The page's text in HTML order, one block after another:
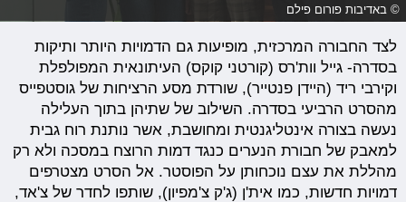
© באדיבות פורום פילם
לצד החבורה המרכזית, מופיעות גם הדמויות היותר ותיקות
בסדרה- גייל וות'רס (קורטני קוקס) העיתונאית המפולפלת
וקירבי ריד (היידן פנטייר), שורדת מסע הרציחות של גוסטפייס
מהסרט הרביעי בסדרה. השילוב של שתיהן בתוך העלילה
נעשה בצורה אינטליגנטית ומחושבת, אשר נותנת רוח גבית
למאבק של חבורת הנערים כנגד דמות הרוצח במסכה ולא רק
מהללת את עצם נוכחותן על הפוסטר. אל הסרט מצטרפים
דמויות חדשות, כמו אית'ן (ג'ק צ'מפיון), שותפו לחדר של צ'אד,